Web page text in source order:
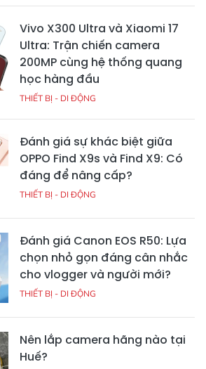
Vivo X300 Ultra và Xiaomi 17
Ultra: Trận chiến camera
200MP cùng hệ thống quang
học hàng đầu
THIẾT BỊ - DI ĐỘNG
Đánh giá sự khác biệt giữa
OPPO Find X9s và Find X9: Có
đáng để nâng cấp?
THIẾT BỊ - DI ĐỘNG
Đánh giá Canon EOS R50: Lựa
chọn nhỏ gọn đáng cân nhắc
cho vlogger và người mới?
THIẾT BỊ - DI ĐỘNG
Nên lắp camera hãng nào tại
Huế?